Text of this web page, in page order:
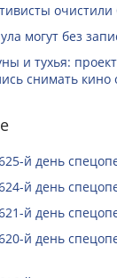
могут без
и тухья:
снимать кино
й день
й день
й день
й день